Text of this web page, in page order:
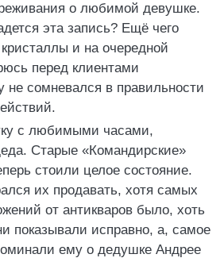
о любимой девушке.
эта запись? Ещё чего
и на очередной
перед клиентами
не сомневался в правильности
с любимыми часами,
Старые «Командирские»
стоили целое состояние.
их продавать, хотя самых
от антикваров было, хоть
показывали исправно, а, самое
ему о дедушке Андрее